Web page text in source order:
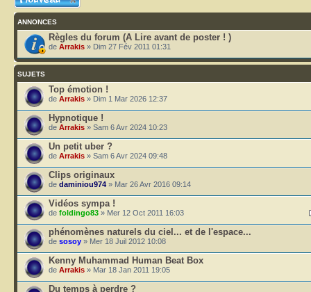
sujet
ANNONCES
Règles du forum (A Lire avant de poster ! )
de Arrakis » Dim 27 Fév 2011 01:31
SUJETS
Top émotion !
de Arrakis » Dim 1 Mar 2026 12:37
Hypnotique !
de Arrakis » Sam 6 Avr 2024 10:23
Un petit uber ?
de Arrakis » Sam 6 Avr 2024 09:48
Clips originaux
de daminiou974 » Mar 26 Avr 2016 09:14
Vidéos sympa !
de foldingo83 » Mer 12 Oct 2011 16:03
phénomènes naturels du ciel... et de l'espace...
de sosoy » Mer 18 Juil 2012 10:08
Kenny Muhammad Human Beat Box
de Arrakis » Mar 18 Jan 2011 19:05
Du temps à perdre ?